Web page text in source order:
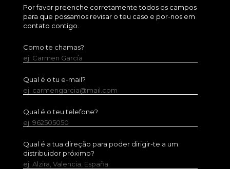
Por favor preenche corretamente todos os campos
para que possamos revisar o teu caso e por-nos em
contato contigo.
Como te chamas?
ej. Carmen García
Qual é o tu e-mail?
ej. carmengarcia@mail.com
Qual é o teu telefone?
ej. 962505050
Qual é a tua direção para poder dirigir-te a um
distribuidor próximo?
ej. Alzira, Valencia, España.